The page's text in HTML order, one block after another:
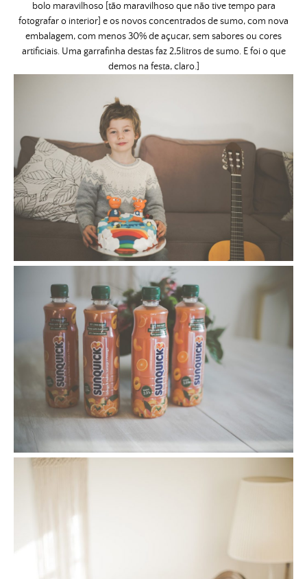
bolo maravilhoso [tão maravilhoso que não tive tempo para
fotografar o interior] e os novos concentrados de sumo, com nova
embalagem, com menos 30% de açucar, sem sabores ou cores
artificiais. Uma garrafinha destas faz 2,5litros de sumo. E foi o que
demos na festa, claro.]